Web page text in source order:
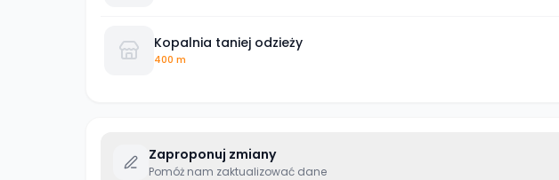
Kopalnia taniej odzieży
400 m
Zaproponuj zmiany
Pomóż nam zaktualizować dane